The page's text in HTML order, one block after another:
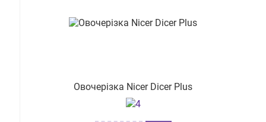
Овочерізка Nicer Dicer Plus